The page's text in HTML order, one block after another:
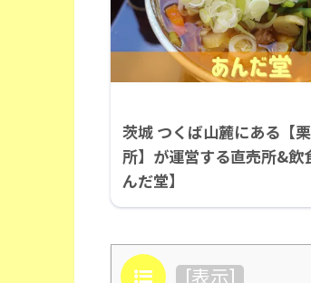
茨城 つくば山麓にある【
所】が運営する直売所&飲
んだ堂】
目次 [表示]